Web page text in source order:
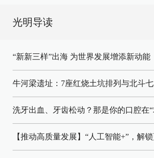
光明导读
“新新三样”出海 为世界发展增添新动能
牛河梁遗址：7座红烧土坑排列与北斗
洗牙出血、牙齿松动？那是你的口腔在“
【推动高质量发展】“人工智能+”，解